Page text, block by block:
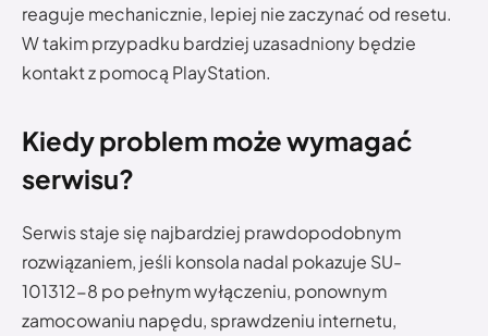
reaguje mechanicznie, lepiej nie zaczynać od resetu.
W takim przypadku bardziej uzasadniony będzie
kontakt z pomocą PlayStation.
Kiedy problem może wymagać
serwisu?
Serwis staje się najbardziej prawdopodobnym
rozwiązaniem, jeśli konsola nadal pokazuje SU-
101312-8 po pełnym wyłączeniu, ponownym
zamocowaniu napędu, sprawdzeniu internetu,